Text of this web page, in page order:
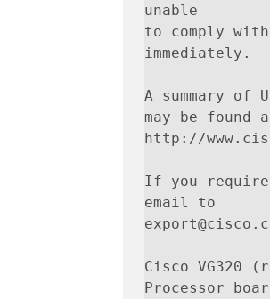
unable
to comply
immediately.
A summary of
may be found
http://
If you require
email to
Cisco VG320
Processor